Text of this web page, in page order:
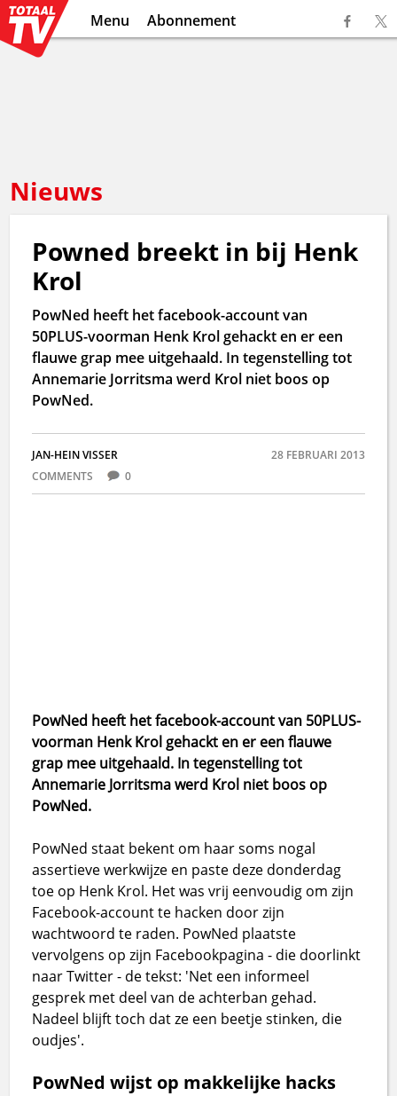
Menu Abonnement
Nieuws
Powned breekt in bij Henk
Krol
PowNed heeft het facebook-account van
50PLUS-voorman Henk Krol gehackt en er een
flauwe grap mee uitgehaald. In tegenstelling tot
Annemarie Jorritsma werd Krol niet boos op
PowNed.
JAN-HEIN VISSER
28 FEBRUARI 2013
COMMENTS
0
PowNed heeft het facebook-account van 50PLUS-
voorman Henk Krol gehackt en er een flauwe
grap mee uitgehaald. In tegenstelling tot
Annemarie Jorritsma werd Krol niet boos op
PowNed.
PowNed staat bekent om haar soms nogal
assertieve werkwijze en paste deze donderdag
toe op Henk Krol. Het was vrij eenvoudig om zijn
Facebook-account te hacken door zijn
wachtwoord te raden. PowNed plaatste
vervolgens op zijn Facebookpagina - die doorlinkt
naar Twitter - de tekst: 'Net een informeel
gesprek met deel van de achterban gehad.
Nadeel blijft toch dat ze een beetje stinken, die
oudjes'.
PowNed wijst op makkelijke hacks